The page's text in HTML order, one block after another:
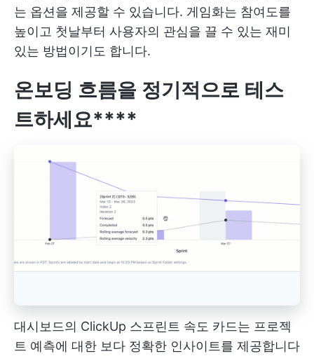
는 옵션을 제공할 수 있습니다. 게임화는 참여도를
높이고 첫날부터 사용자의 관심을 끌 수 있는 재미
있는 방법이기도 합니다.
온보딩 흐름을 정기적으로 테스
트하세요****
대시보드의 ClickUp 스프린트 속도 카드는 프로젝
트 예측에 대한 보다 정확한 인사이트를 제공합니다